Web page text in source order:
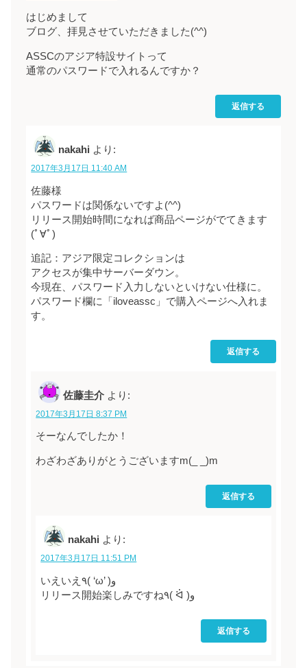
はじめまして
ブログ、拝見させていただきました(^^)
ASSCのアジア特設サイトって
通常のパスワードで入れるんですか？
返信する
nakahi より:
2017年3月17日 11:40 AM
佐藤様
パスワードは関係ないですよ(^^)
リリース開始時間になれば商品ページがでてきます
(ﾟ∀ﾟ)
追記：アジア限定コレクションは
アクセスが集中サーバーダウン。
今現在、パスワード入力しないといけない仕様に。
パスワード欄に「iloveassc」で購入ページへ入れま
す。
返信する
佐藤圭介 より:
2017年3月17日 8:37 PM
そーなんでしたか！
わざわざありがとうございますm(_ _)m
返信する
nakahi より:
2017年3月17日 11:51 PM
いえいえ٩( ‘ω’ )و
リリース開始楽しみですね٩( ᐛ )و
返信する